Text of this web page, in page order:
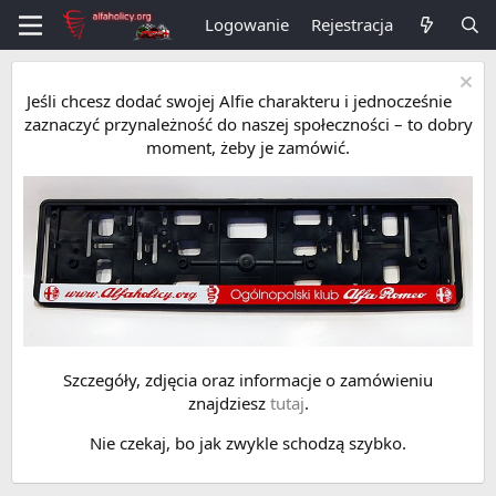
Logowanie Rejestracja
Jeśli chcesz dodać swojej Alfie charakteru i jednocześnie
zaznaczyć przynależność do naszej społeczności – to dobry
moment, żeby je zamówić.
Szczegóły, zdjęcia oraz informacje o zamówieniu
znajdziesz tutaj.
Nie czekaj, bo jak zwykle schodzą szybko.